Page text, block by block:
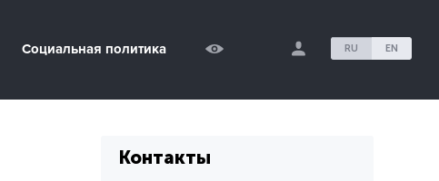
Социальная политика RU EN
Контакты